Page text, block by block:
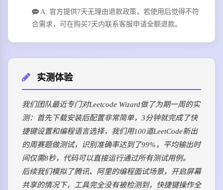
A: 官方提供7天无理由退款政策，若使用后觉得不符
合需求，可在购买7天内联系客服申请全额退款。
实测体验
我们团队最近专门对Leetcode Wizard做了为期一周的实
测：首先下载安装后配置非常简单，3分钟就完成了快
捷键设置和编程语言选择，我们用100道LeetCode新出
的周赛题做测试，识别准确率达到了99%，平均输出时
间仅需8秒，代码可以直接运行通过所有测试用例。
后续我们模拟了腾讯、阿里的编程面试场景，开启屏幕
共享的情况下，工具完全没有被检测到，快捷键操作全